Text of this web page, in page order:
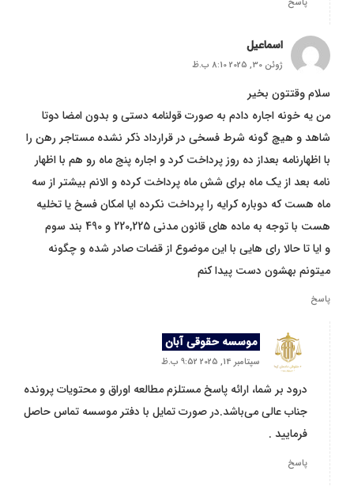
اسماعیل
ژوئن 30, 2025 8:10 ب.ظ
سلام وقتتون بخیر
من یه خونه اجاره دادم به صورت قولنامه دستی و بدون امضا دوتا
شاهد و هیچ گونه شرط فسخی در قرارداد ذکر نشده مستاجر رهن را
با اظهارنامه بعداز ده روز پرداخت کرد و اجاره پنج ماه رو هم با اظهار
نامه بعد از یک ماه برای شش ماه پرداخت کرده و الانم بیشتر از سه
ماه هست که دوباره کرایه را پرداخت نکرده ایا امکان فسخ یا تخلیه
هست با توجه به ماده های قانون مدنی 220,225 و 490 بند سوم
و ایا تا حالا رای هایی با این موضوع از قضات صادر شده و چگونه
میتونم بهشون دست پیدا کنم
پاسخ
موسسه حقوقی آبان
سپتامبر 14, 2025 9:52 ب.ظ
درود بر شما، ارائه پاسخ مستلزم مطالعه اوراق و محتویات پرونده
جناب عالی می‌باشد.در صورت تمایل با دفتر موسسه تماس حاصل
فرمایید .
پاسخ